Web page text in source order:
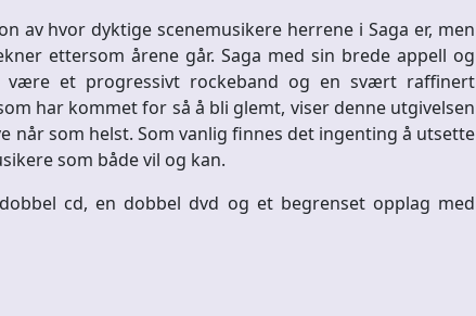
av hvor dyktige scenemusikere herrene i Saga er, men
ettersom årene går. Saga med sin brede appell og
være et progressivt rockeband og en svært raffinert
har kommet for så å bli glemt, viser denne utgivelsen
når som helst. Som vanlig finnes det ingenting å utsette
som både vil og kan.
cd, en dobbel dvd og et begrenset opplag med